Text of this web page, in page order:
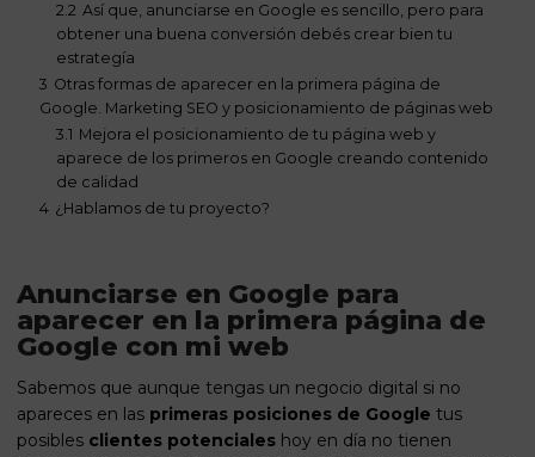
2.2 Así que, anunciarse en Google es sencillo, pero para
obtener una buena conversión debés crear bien tu
estrategía
3 Otras formas de aparecer en la primera página de
Google. Marketing SEO y posicionamiento de páginas web
3.1 Mejora el posicionamiento de tu página web y
aparece de los primeros en Google creando contenido
de calidad
4 ¿Hablamos de tu proyecto?
Anunciarse en Google para
aparecer en la primera página de
Google con mi web
Sabemos que aunque tengas un negocio digital si no
apareces en las primeras posiciones de Google tus
posibles clientes potenciales hoy en día no tienen